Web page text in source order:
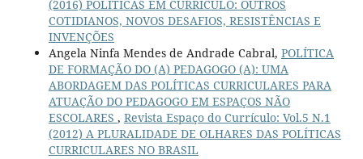
(2016) POLÍTICAS EM CURRÍCULO: OUTROS
COTIDIANOS, NOVOS DESAFIOS, RESISTÊNCIAS E
INVENÇÕES
Angela Ninfa Mendes de Andrade Cabral, POLÍTICA
DE FORMAÇÃO DO (A) PEDAGOGO (A): UMA
ABORDAGEM DAS POLÍTICAS CURRICULARES PARA
ATUAÇÃO DO PEDAGOGO EM ESPAÇOS NÃO
ESCOLARES , Revista Espaço do Currículo: Vol.5 N.1
(2012) A PLURALIDADE DE OLHARES DAS POLÍTICAS
CURRICULARES NO BRASIL